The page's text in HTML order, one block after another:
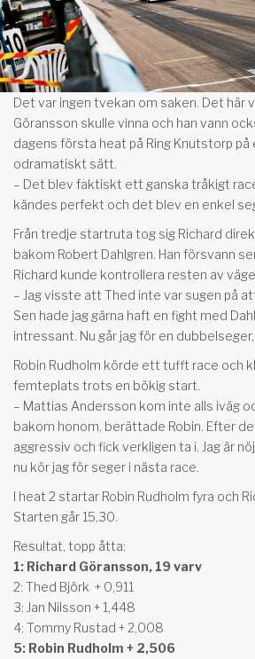
Det var ingen tvekan om saken. Det här
Göransson skulle vinna och han vann
dagens första heat på Ring Knutstorp på
odramatiskt sätt.
– Det blev faktiskt ett ganska tråkigt
kändes perfekt och det blev en enkel
Från tredje startruta tog sig Richard
bakom Robert Dahlgren. Han försvann
Richard kunde kontrollera resten av
– Jag visste att Thed inte var sugen på
Sen hade jag gärna haft en fight med
intressant. Nu går jag för en
Robin Rudholm körde ett tufft race och
femteplats trots en bökig start.
– Mattias Andersson kom inte alls iväg
bakom honom, berättade Robin. Efter
aggressiv och fick verkligen ta i. Jag är
nu kör jag för seger i nästa race.
I heat 2 startar Robin Rudholm fyra och
Starten går 15,30.
Resultat, topp åtta:
1: Richard Göransson, 19 varv
2: Thed Björk + 0,911
3: Jan Nilsson + 1,448
4: Tommy Rustad + 2,008
5: Robin Rudholm + 2,506